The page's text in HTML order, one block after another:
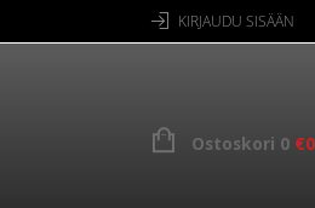
KIRJAUDU SISÄÄN
Ostoskori 0 €